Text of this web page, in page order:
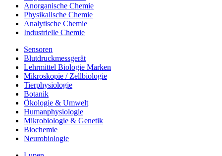
Anorganische Chemie
Physikalische Chemie
Analytische Chemie
Industrielle Chemie
Sensoren
Blutdruckmessgerät
Lehrmittel Biologie Marken
Mikroskopie / Zellbiologie
Tierphysiologie
Botanik
Ökologie & Umwelt
Humanphysiologie
Mikrobiologie & Genetik
Biochemie
Neurobiologie